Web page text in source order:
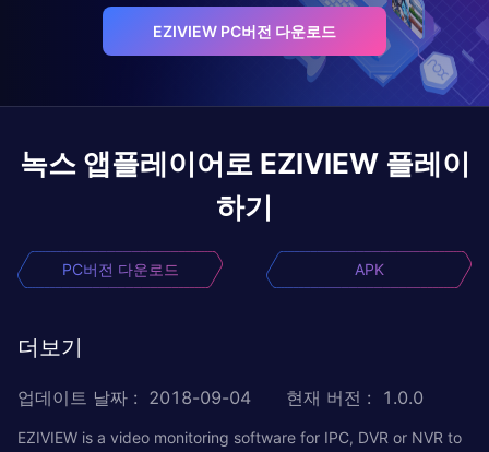
EZIVIEW PC버전 다운로드
녹스 앱플레이어로 EZIVIEW 플레이
하기
PC버전 다운로드 APK
더보기
업데이트 날짜 : 2018-09-04 현재 버전 : 1.0.0
EZIVIEW is a video monitoring software for IPC, DVR or NVR to